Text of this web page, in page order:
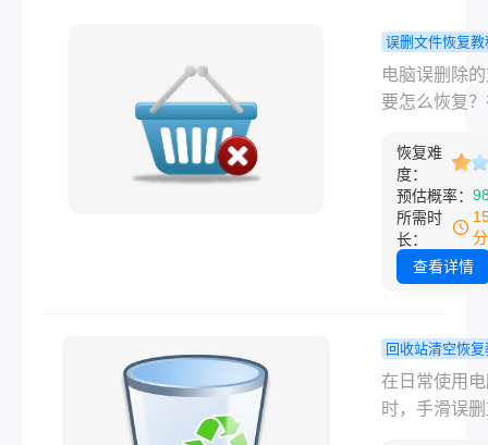
误删文件恢复教
脑误删除的
要怎么恢复
藏！
电脑误删除
要怎么恢复
生活中，有
各种原因误
要的文件，
会导致数据
挽回的丢失
于担心，因
篇文章中，
向您介绍几
恢复难
度：
预估概率：
所需时
长：
查看详情
回收站清空恢
回收站清空
怎么恢复？
在日常使用
时，手滑误